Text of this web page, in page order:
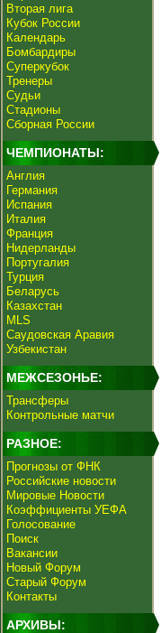
Вторая лига
Кубок России
Календарь
Бомбардиры
Суперкубок
Тренеры
Судьи
Стадионы
Сборная России
ЧЕМПИОНАТЫ:
Англия
Германия
Испания
Италия
Франция
Нидерланды
Португалия
Турция
Беларусь
Казахстан
MLS
Саудовская Аравия
Узбекистан
МЕЖСЕЗОНЬЕ:
Трансферы
Контрольные матчи
РАЗНОЕ:
Прогнозы от ФНК
Российские новости
Мировые Новости
Коэффициенты УЕФА
Голосование
Поиск
Вакансии
Новый Форум
Старый Форум
Контакты
АРХИВЫ: